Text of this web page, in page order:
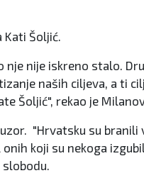
Šoljić.
nje nije iskreno stalo.
naših ciljeva, a ti
Šoljić", rekao je
"Hrvatsku su branili
koji su nekoga